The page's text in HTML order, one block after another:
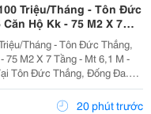
Triệu/Tháng - Tôn Đức
Hộ Kk - 75 M2 X 7
Tỷ Tháng - Tôn Đức Thắng,
75 M2 X 7 Tầng - Mt 6,1 M -
Tôn Đức Thắng, Đống Đa.
Mét, Cách Ô Tô Tránh Khoảng
Khai Thác...
20 phút trước